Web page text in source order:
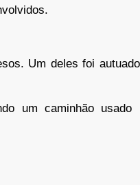
Um deles foi
um caminhão